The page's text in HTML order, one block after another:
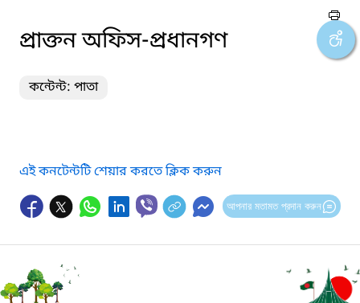
প্রাক্তন অফিস-প্রধানগণ
কন্টেন্ট: পাতা
এই কনটেন্টটি শেয়ার করতে ক্লিক করুন
আপনার মতামত প্রদান করুন